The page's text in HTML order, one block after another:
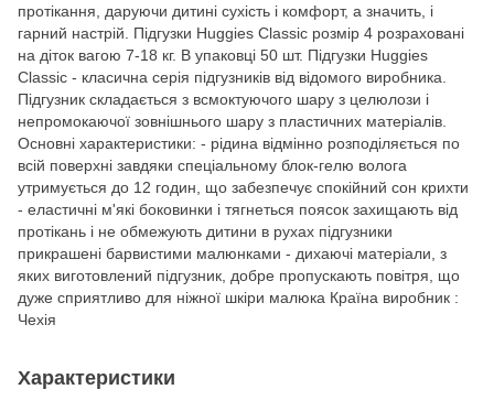
протікання, даруючи дитині сухість і комфорт, а значить, і
гарний настрій. Підгузки Huggies Classic розмір 4 розраховані
на діток вагою 7-18 кг. В упаковці 50 шт. Підгузки Huggies
Classic - класична серія підгузників від відомого виробника.
Підгузник складається з всмоктуючого шару з целюлози і
непромокаючої зовнішнього шару з пластичних матеріалів.
Основні характеристики: - рідина відмінно розподіляється по
всій поверхні завдяки спеціальному блок-гелю волога
утримується до 12 годин, що забезпечує спокійний сон крихти
- еластичні м'які боковинки і тягнеться поясок захищають від
протікань і не обмежують дитини в рухах підгузники
прикрашені барвистими малюнками - дихаючі матеріали, з
яких виготовлений підгузник, добре пропускають повітря, що
дуже сприятливо для ніжної шкіри малюка Країна виробник :
Чехія
Характеристики